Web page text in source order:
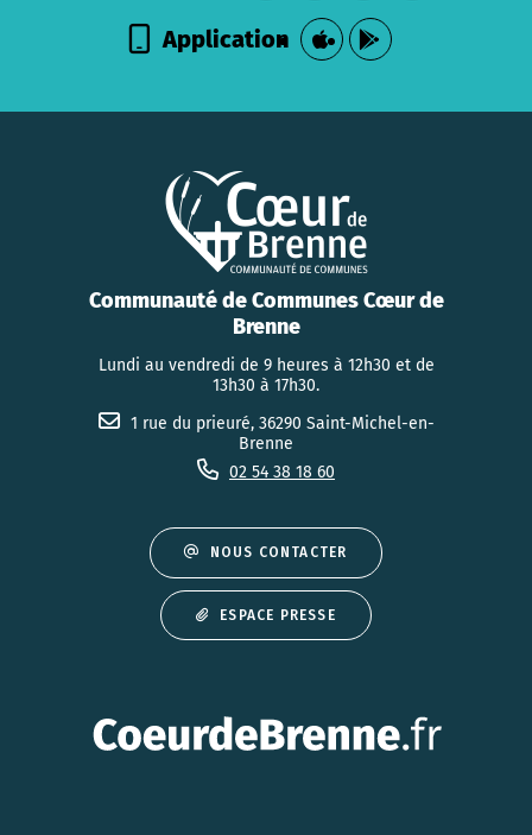
Application
Communauté de Communes Cœur de
Brenne
Lundi au vendredi de 9 heures à 12h30 et de
13h30 à 17h30.
1 rue du prieuré, 36290 Saint-Michel-en-
Brenne
02 54 38 18 60
NOUS CONTACTER
ESPACE PRESSE